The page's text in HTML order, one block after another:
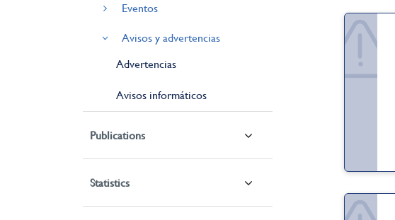
Eventos
Avisos y advertencias
Advertencias
Avisos informáticos
Publications
Statistics